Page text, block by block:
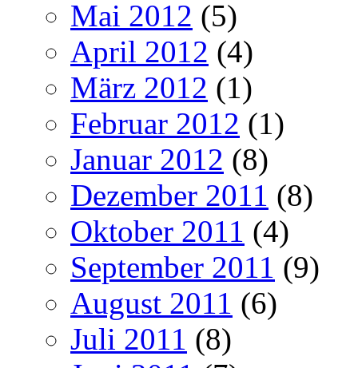
Mai 2012 (5)
April 2012 (4)
März 2012 (1)
Februar 2012 (1)
Januar 2012 (8)
Dezember 2011 (8)
Oktober 2011 (4)
September 2011 (9)
August 2011 (6)
Juli 2011 (8)